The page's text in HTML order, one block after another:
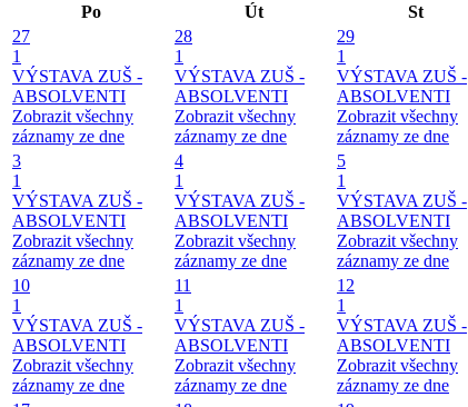
Po
Út St
27
1
VÝSTAVA ZUŠ -
ABSOLVENTI
Zobrazit všechny
záznamy ze dne
28
1
VÝSTAVA ZUŠ -
ABSOLVENTI
Zobrazit všechny
záznamy ze dne
29
1
VÝSTAVA ZUŠ -
ABSOLVENTI
Zobrazit všechny
záznamy ze dne
3
1
VÝSTAVA ZUŠ -
ABSOLVENTI
Zobrazit všechny
záznamy ze dne
4
1
VÝSTAVA ZUŠ -
ABSOLVENTI
Zobrazit všechny
záznamy ze dne
5
1
VÝSTAVA ZUŠ -
ABSOLVENTI
Zobrazit všechny
záznamy ze dne
10
1
VÝSTAVA ZUŠ -
ABSOLVENTI
Zobrazit všechny
záznamy ze dne
11
1
VÝSTAVA ZUŠ -
ABSOLVENTI
Zobrazit všechny
záznamy ze dne
12
1
VÝSTAVA ZUŠ -
ABSOLVENTI
Zobrazit všechny
záznamy ze dne